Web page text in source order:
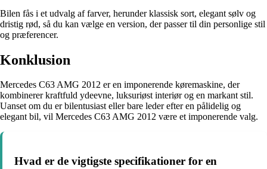
Bilen fås i et udvalg af farver, herunder klassisk sort, elegant sølv og
dristig rød, så du kan vælge en version, der passer til din personlige stil
og præferencer.
Konklusion
Mercedes C63 AMG 2012 er en imponerende køremaskine, der
kombinerer kraftfuld ydeevne, luksuriøst interiør og en markant stil.
Uanset om du er bilentusiast eller bare leder efter en pålidelig og
elegant bil, vil Mercedes C63 AMG 2012 være et imponerende valg.
Hvad er de vigtigste specifikationer for en